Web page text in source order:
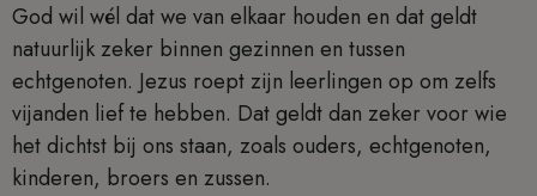
God wil wél dat we van elkaar houden en dat geldt
natuurlijk zeker binnen gezinnen en tussen
echtgenoten. Jezus roept zijn leerlingen op om zelfs
vijanden lief te hebben. Dat geldt dan zeker voor wie
het dichtst bij ons staan, zoals ouders, echtgenoten,
kinderen, broers en zussen.